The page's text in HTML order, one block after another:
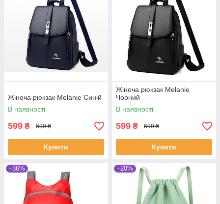
Жіноча рюкзак Melanie Синій
В наявності
599 ₴ 699 ₴
Купити
Жіноча рюкзак Melanie
Чорний
В наявності
599 ₴ 699 ₴
Купити
–36% –20%